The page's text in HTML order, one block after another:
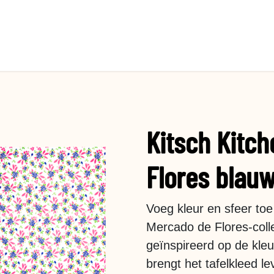
Kitsch
Flores
Voeg kleur en sfeer
Mercado de Flores-
geïnspireerd op de
brengt het tafelkleed